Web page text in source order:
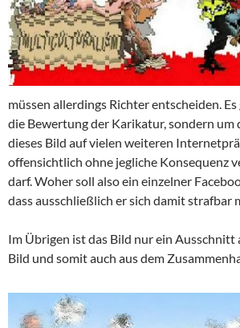
müssen allerdings Richter entscheiden.
die Bewertung der Karikatur, sondern um
dieses Bild auf vielen weiteren
offensichtlich ohne jegliche Konsequenz
darf. Woher soll also ein einzelner
dass ausschließlich er sich damit strafbar
Im Übrigen ist das Bild nur ein Ausschnitt
Bild und somit auch aus dem